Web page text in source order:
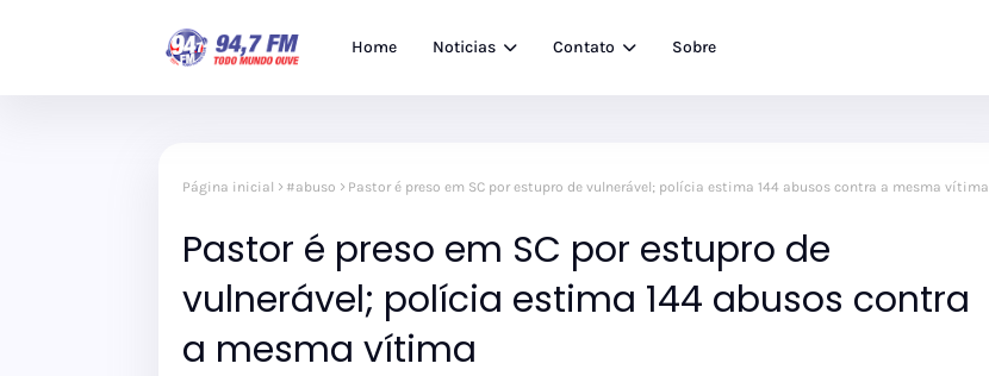
Home Noticias Contato Sobre
Página inicial #abuso Pastor é preso em SC por estupro de vulnerável; polícia estima 144 abusos contra a mesma vítima
Pastor é preso em SC por estupro de
vulnerável; polícia estima 144 abusos contra
a mesma vítima